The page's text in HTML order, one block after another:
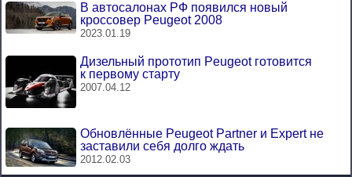
В автосалонах РФ появился новый
кроссовер Peugeot 2008
2023.01.19
Дизельный прототип Peugeot готовится
к первому старту
2007.04.12
Обновлённые Peugeot Partner и Expert не
заставили себя долго ждать
2012.02.03